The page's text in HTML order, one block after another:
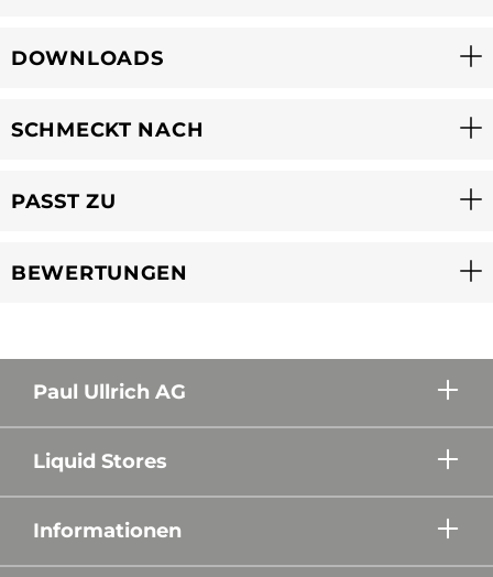
DOWNLOADS
SCHMECKT NACH
PASST ZU
BEWERTUNGEN
Paul Ullrich AG
Liquid Stores
Informationen